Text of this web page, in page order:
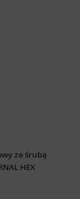
ze śrubą
HEX